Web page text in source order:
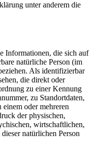
unter anderem die
Informationen, die sich auf
natürliche Person (im
Als identifizierbar
die direkt oder
zu einer Kennung
zu Standortdaten,
oder mehreren
der physischen,
wirtschaftlichen,
natürlichen Person